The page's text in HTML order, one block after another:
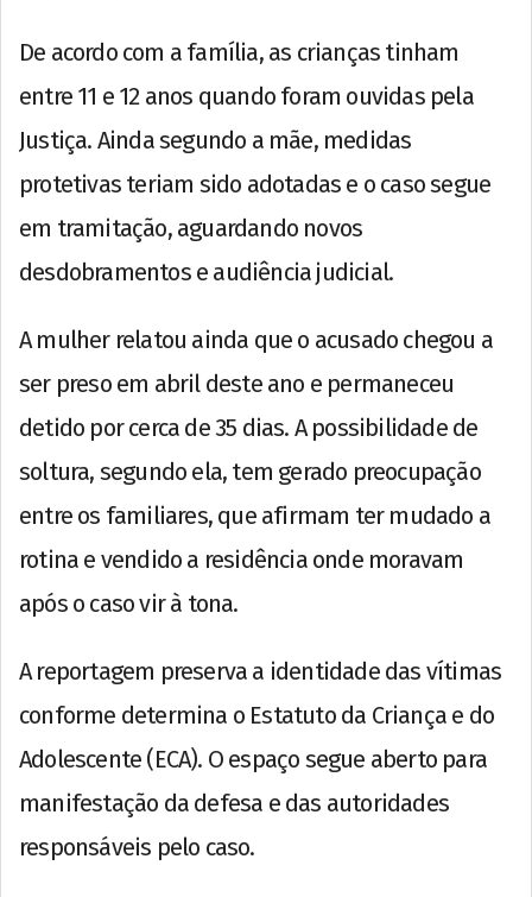
De acordo com a família, as crianças tinham
entre 11 e 12 anos quando foram ouvidas pela
Justiça. Ainda segundo a mãe, medidas
protetivas teriam sido adotadas e o caso segue
em tramitação, aguardando novos
desdobramentos e audiência judicial.
A mulher relatou ainda que o acusado chegou a
ser preso em abril deste ano e permaneceu
detido por cerca de 35 dias. A possibilidade de
soltura, segundo ela, tem gerado preocupação
entre os familiares, que afirmam ter mudado a
rotina e vendido a residência onde moravam
após o caso vir à tona.
A reportagem preserva a identidade das vítimas
conforme determina o Estatuto da Criança e do
Adolescente (ECA). O espaço segue aberto para
manifestação da defesa e das autoridades
responsáveis pelo caso.